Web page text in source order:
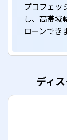
プロフェッ
し、高帯域
ローンでき
ディ